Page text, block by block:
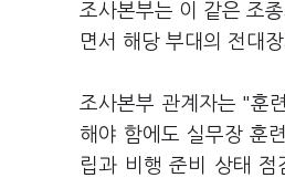
조사본부는 이 같은 조
면서 해당 부대의 전대
조사본부 관계자는 "훈
해야 함에도 실무장 훈
립과 비행 준비 상태 점